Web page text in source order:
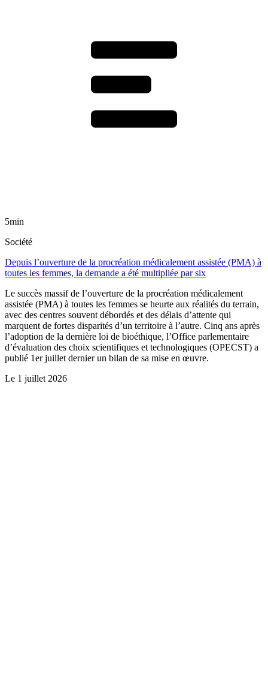
5min
Société
Depuis l’ouverture de la procréation médicalement assistée (PMA) à
toutes les femmes, la demande a été multipliée par six
Le succès massif de l’ouverture de la procréation médicalement
assistée (PMA) à toutes les femmes se heurte aux réalités du terrain,
avec des centres souvent débordés et des délais d’attente qui
marquent de fortes disparités d’un territoire à l’autre. Cinq ans après
l’adoption de la dernière loi de bioéthique, l’Office parlementaire
d’évaluation des choix scientifiques et technologiques (OPECST) a
publié 1er juillet dernier un bilan de sa mise en œuvre.
Le 1 juillet 2026